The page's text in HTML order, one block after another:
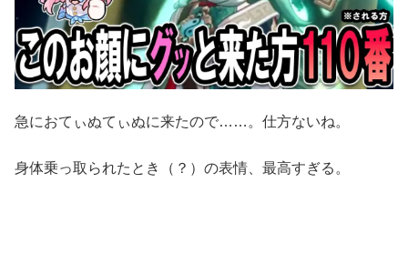
急におてぃぬてぃぬに来たので……。仕方ないね。
身体乗っ取られたとき（？）の表情、最高すぎる。